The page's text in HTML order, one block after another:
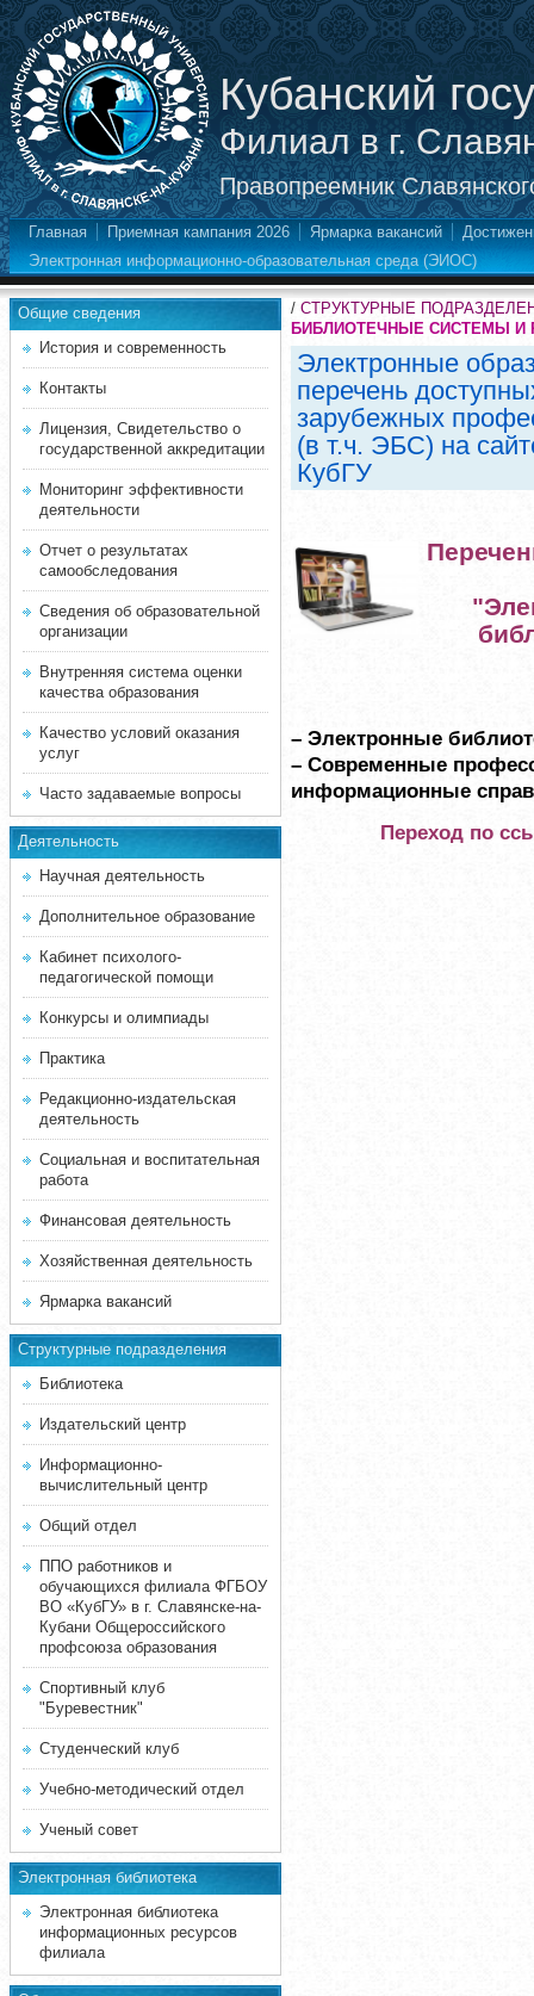
Кубанский
Филиал в г.
Правопреемник
Главная Приемная кампания 2026 Ярмарка вакансий
Электронная информационно-образовательная среда (ЭИОС)
Общие сведения
История и современность
Контакты
Лицензия, Свидетельство о
государственной аккредитации
Мониторинг эффективности
деятельности
Отчет о результатах
самообследования
Сведения об образовательной
организации
Внутренняя система оценки
качества образования
Качество условий оказания
услуг
Часто задаваемые вопросы
Деятельность
Научная деятельность
Дополнительное образование
Кабинет психолого-
педагогической помощи
Конкурсы и олимпиады
Практика
Редакционно-издательская
деятельность
Социальная и воспитательная
работа
Финансовая деятельность
Хозяйственная деятельность
Ярмарка вакансий
Структурные подразделения
Библиотека
Издательский центр
Информационно-
вычислительный центр
Общий отдел
ППО работников и
обучающихся филиала ФГБОУ
ВО «КубГУ» в г. Славянске-на-
Кубани Общероссийского
профсоюза образования
Спортивный клуб
"Буревестник"
Студенческий клуб
Учебно-методический отдел
Ученый совет
Электронная библиотека
Электронная библиотека
информационных ресурсов
филиала
/ СТРУКТУРНЫЕ
БИБЛИОТЕЧНЫЕ СИСТЕМЫ И
Электронные
перечень
зарубежных
(в т.ч. ЭБС) на
КубГУ
– Электронные
– Современные
информационные
Переход по